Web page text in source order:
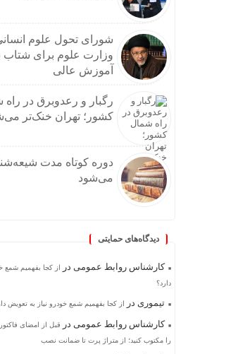
شورای تحول علوم
وزارت علوم برای شتاب
آموزش عالی
رگبار و رعدوبرق در
کشور؛ تهران خنک‌تر
دوره کوتاه مدت
می‌شود
دیدگاه‌های حمایتی
کارشناس روابط عمومی در
از کجا بفهمیم شمع
دارد؟
تیموری در از کجا بفهمیم شمع خودرو نیاز به تعویض
کارشناس روابط عمومی در
را مکتوب کنید؛ از متراژ پرت تا ضمانت نصب